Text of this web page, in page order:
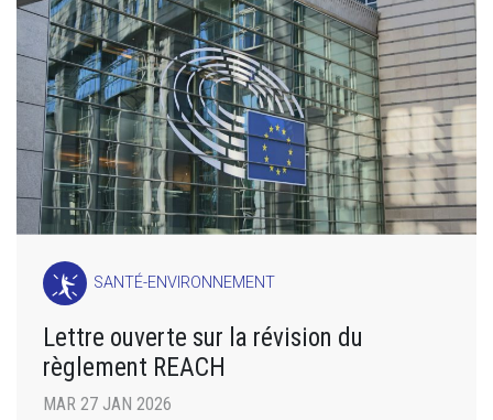
SANTÉ-ENVIRONNEMENT
Lettre ouverte sur la révision du
règlement REACH
MAR 27 JAN 2026